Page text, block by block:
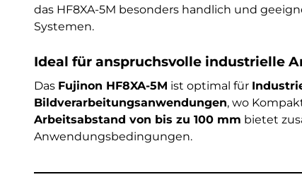
das HF8XA-5M besonders handlich und
Systemen.
Ideal für anspruchsvolle industrielle
Das Fujinon HF8XA-5M ist optimal für
Bildverarbeitungsanwendungen, wo
Arbeitsabstand von bis zu 100 mm bietet
Anwendungsbedingungen.